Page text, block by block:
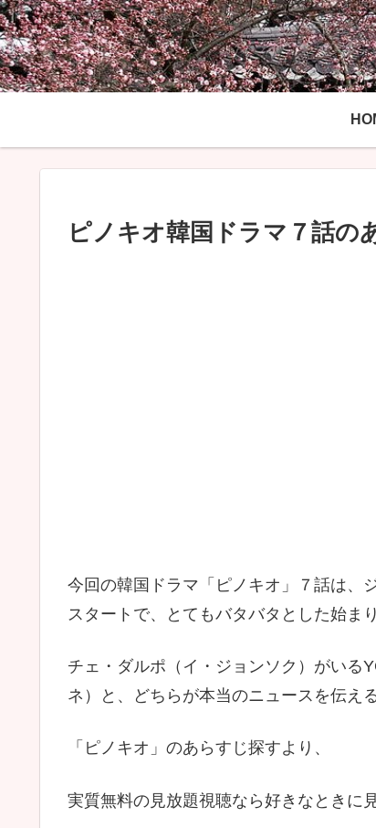
ピノキオ韓国ドラマ７話の
今回の韓国ドラマ「ピノキオ」７話は、
スタートで、とてもバタバタとした始ま
チェ・ダルポ（イ・ジョンソク）がいる
ネ）と、どちらが本当のニュースを伝え
「ピノキオ」のあらすじ探すより、
実質無料の見放題視聴なら好きなときに